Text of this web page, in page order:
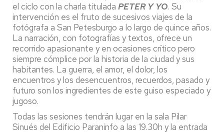
el ciclo con la charla titulada PETER Y YO. Su
intervención es el fruto de sucesivos viajes de la
fotógrafa a San Petesburgo a lo largo de quince años.
La narración, con fotografías y textos, ofrece un
recorrido apasionante y en ocasiones crítico pero
siempre cómplice por la historia de la ciudad y sus
habitantes. La guerra, el amor, el dolor, los
encuentros y los desencuentros, recuerdos, pasado y
futuro son los ingredientes de este guiso especiado y
jugoso.
Todas las sesiones tendrán lugar en la sala Pilar
Sinués del Edificio Paraninfo a las 19.30h y la entrada